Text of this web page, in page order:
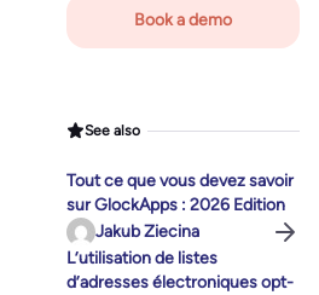
Book a demo
See also
Tout ce que vous devez savoir
sur GlockApps : 2026 Edition
Jakub Ziecina
L’utilisation de listes
d’adresses électroniques opt-